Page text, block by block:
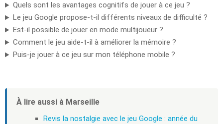
Quels sont les avantages cognitifs de jouer à ce jeu ?
Le jeu Google propose-t-il différents niveaux de difficulté ?
Est-il possible de jouer en mode multijoueur ?
Comment le jeu aide-t-il à améliorer la mémoire ?
Puis-je jouer à ce jeu sur mon téléphone mobile ?
À lire aussi à Marseille
Revis la nostalgie avec le jeu Google : année du